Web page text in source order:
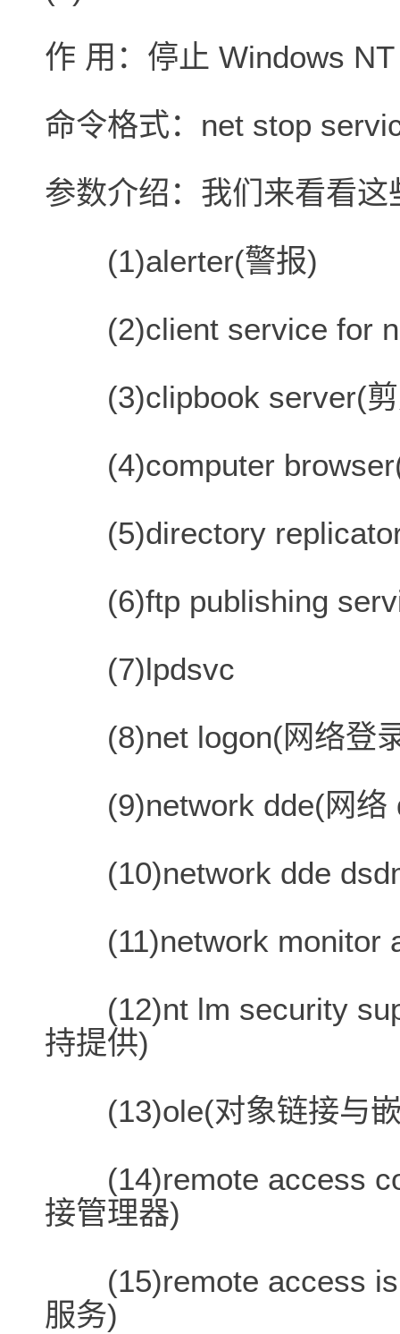
作 用：停止 Windows
命令格式：net stop
参数介绍：我们来看看
(1)alerter(警报)
(2)client service for
(3)clipbook server(剪
(4)computer browser(
(5)directory
(6)ftp publishing
(7)lpdsvc
(8)net logon(网络登
(9)network dde(网络
(10)network dde
(11)network monitor
(12)nt lm security
持提供)
(13)ole(对象链接与
(14)remote access
接管理器)
(15)remote access
服务)